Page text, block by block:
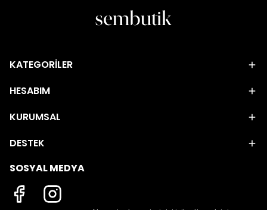
KATEGORİLER
HESABIM
KURUMSAL
DESTEK
SOSYAL MEDYA